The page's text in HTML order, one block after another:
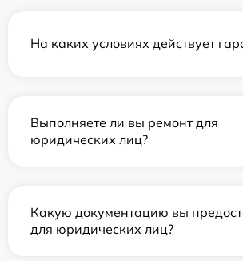
На каких условиях действует
Выполняете ли вы ремонт для
юридических лиц?
Какую документацию вы
для юридических лиц?